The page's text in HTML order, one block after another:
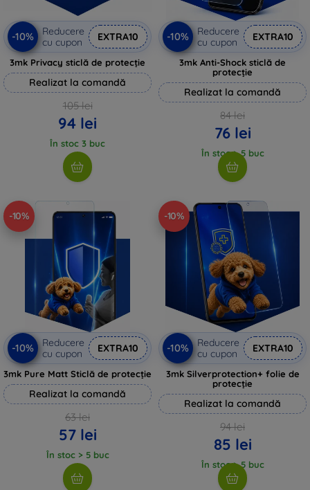
-10%
Reducere
cu cupon
EXTRA10
3mk Privacy sticlă de protecție
Realizat la comandă
105 lei
94 lei
În stoc 3 buc
-10%
Reducere
cu cupon
EXTRA10
3mk Anti-Shock sticlă de
protecție
Realizat la comandă
84 lei
76 lei
În stoc > 5 buc
-10%
-10%
Reducere
cu cupon
EXTRA10
3mk Pure Matt Sticlă de protecție
Realizat la comandă
63 lei
57 lei
În stoc > 5 buc
-10%
-10%
Reducere
cu cupon
EXTRA10
3mk Silverprotection+ folie de
protecție
Realizat la comandă
94 lei
85 lei
În stoc > 5 buc